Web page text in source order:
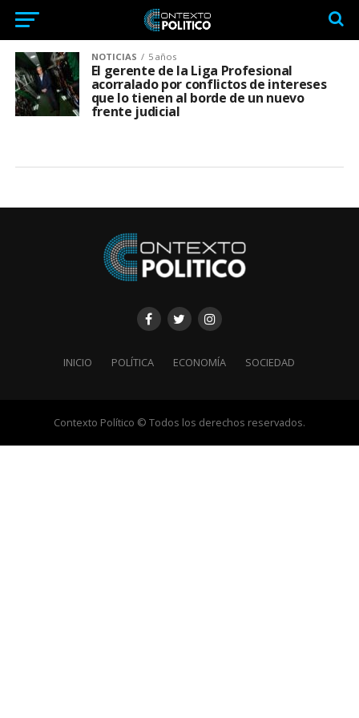
NOTICIAS 5 años
El gerente de la Liga Profesional
acorralado por conflictos de intereses
que lo tienen al borde de un nuevo
frente judicial
INICIO POLÍTICA ECONOMÍA SOCIEDAD
Contexto Político © Todos los derechos reservados.